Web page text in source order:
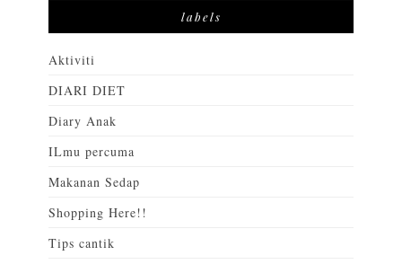
labels
Aktiviti
DIARI DIET
Diary Anak
ILmu percuma
Makanan Sedap
Shopping Here!!
Tips cantik